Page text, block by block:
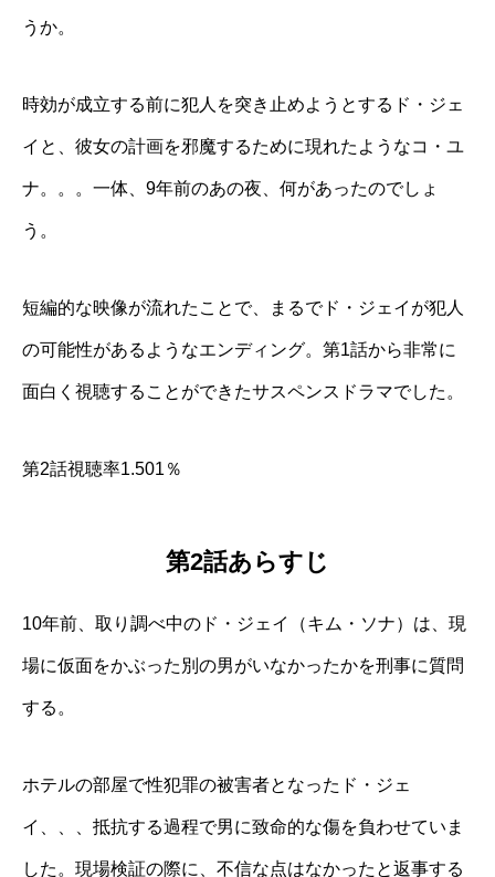
うか。
時効が成立する前に犯人を突き止めようとするド・ジェ
イと、彼女の計画を邪魔するために現れたようなコ・ユ
ナ。。。一体、9年前のあの夜、何があったのでしょ
う。
短編的な映像が流れたことで、まるでド・ジェイが犯人
の可能性があるようなエンディング。第1話から非常に
面白く視聴することができたサスペンスドラマでした。
第2話視聴率1.501％
第2話あらすじ
10年前、取り調べ中のド・ジェイ（キム・ソナ）は、現
場に仮面をかぶった別の男がいなかったかを刑事に質問
する。
ホテルの部屋で性犯罪の被害者となったド・ジェ
イ、、、抵抗する過程で男に致命的な傷を負わせていま
した。現場検証の際に、不信な点はなかったと返事する